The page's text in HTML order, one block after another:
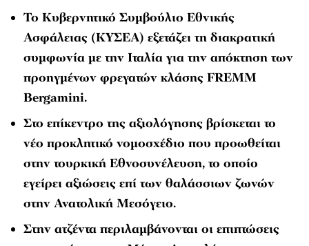
Το Κυβερνητικό Συμβούλιο Εθνικής
Ασφάλειας (ΚΥΣΕΑ) εξετάζει τη διακρατική
συμφωνία με την Ιταλία για την απόκτηση των
προηγμένων φρεγατών κλάσης FREMM
Bergamini.
Στο επίκεντρο της αξιολόγησης βρίσκεται το
νέο προκλητικό νομοσχέδιο που προωθείται
στην τουρκική Εθνοσυνέλευση, το οποίο
εγείρει αξιώσεις επί των θαλάσσιων ζωνών
στην Ανατολική Μεσόγειο.
Στην ατζέντα περιλαμβάνονται οι επιπτώσεις